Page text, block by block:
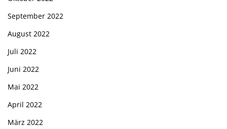
September 2022
August 2022
Juli 2022
Juni 2022
Mai 2022
April 2022
März 2022